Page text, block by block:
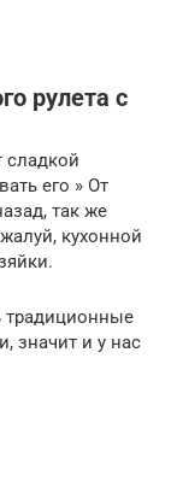
рулета с
сладкой
его » От
так же
кухонной
традиционные
значит и у нас